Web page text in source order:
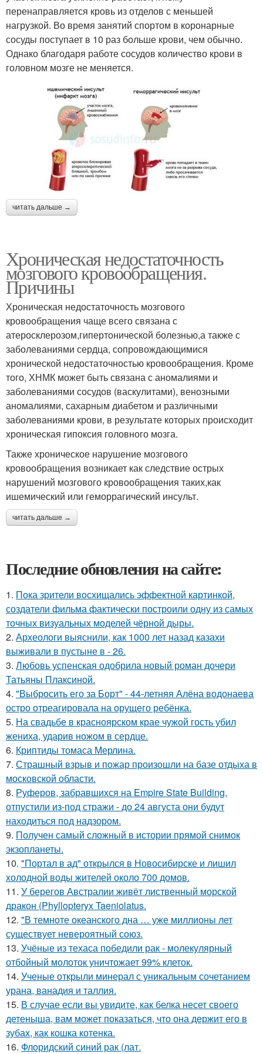
перенаправляется кровь из отделов с меньшей
нагрузкой. Во время занятий спортом в коронарные
сосуды поступает в 10 раз больше крови, чем обычно.
Однако благодаря работе сосудов количество крови в
головном мозге не меняется.
читать дальше →
Хроническая недостаточность
мозгового кровообращения.
Причины
Хроническая недостаточность мозгового
кровообращения чаще всего связана с
атеросклерозом,гипертонической болезнью,а также с
заболеваниями сердца, сопровождающимися
хронической недостаточностью кровообращения. Кроме
того, ХНМК может быть связана с аномалиями и
заболеваниями сосудов (васкулитами), венозными
аномалиями, сахарным диабетом и различными
заболеваниями крови, в результате которых происходит
хроническая гипоксия головного мозга.
Также хроническое нарушение мозгового
кровообращения возникает как следствие острых
нарушений мозгового кровообращения таких,как
ишемический или геморрагический инсульт.
читать дальше →
Последние обновления на сайте:
1. Пока зрители восхищались эффектной картинкой,
создатели фильма фактически построили одну из самых
точных визуальных моделей чёрной дыры.
2. Археологи выяснили, как 1000 лет назад казахи
выживали в пустыне в - 26.
3. Любовь успенская одобрила новый роман дочери
Татьяны Плаксиной.
4. "Выбросить его за Борт" - 44-летняя Алёна водонаева
остро отреагировала на орущего ребёнка.
5. На свадьбе в красноярском крае чужой гость убил
жениха, ударив ножом в сердце.
6. Криптиды томаса Мерлина.
7. Страшный взрыв и пожар произошли на базе отдыха в
московской области.
8. Руферов, забравшихся на Empire State Building,
отпустили из-под стражи - до 24 августа они будут
находиться под надзором.
9. Получен самый сложный в истории прямой снимок
экзопланеты.
10. "Портал в ад" открылся в Новосибирске и лишил
холодной воды жителей около 700 домов.
11. У берегов Австралии живёт лиственный морской
дракон (Phyllopteryx Taeniolatus.
12. "В темноте океанского дна … уже миллионы лет
существует невероятный союз.
13. Учёные из техаса победили рак - молекулярный
отбойный молоток уничтожает 99% клеток.
14. Ученые открыли минерал с уникальным сочетанием
урана, ванадия и таллия.
15. В случае если вы увидите, как белка несет своего
детеныша, вам может показаться, что она держит его в
зубах, как кошка котенка.
16. Флоридский синий рак (лат.